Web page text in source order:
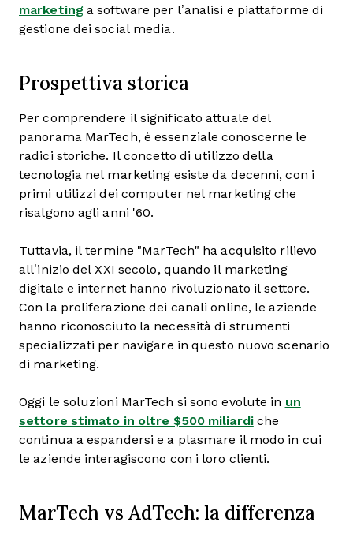
marketing a software per l’analisi e piattaforme di
gestione dei social media.
Prospettiva storica
Per comprendere il significato attuale del
panorama MarTech, è essenziale conoscerne le
radici storiche. Il concetto di utilizzo della
tecnologia nel marketing esiste da decenni, con i
primi utilizzi dei computer nel marketing che
risalgono agli anni '60.
Tuttavia, il termine "MarTech" ha acquisito rilievo
all’inizio del XXI secolo, quando il marketing
digitale e internet hanno rivoluzionato il settore.
Con la proliferazione dei canali online, le aziende
hanno riconosciuto la necessità di strumenti
specializzati per navigare in questo nuovo scenario
di marketing.
Oggi le soluzioni MarTech si sono evolute in un
settore stimato in oltre $500 miliardiche
continua a espandersi e a plasmare il modo in cui
le aziende interagiscono con i loro clienti.
MarTech vs AdTech: la differenza